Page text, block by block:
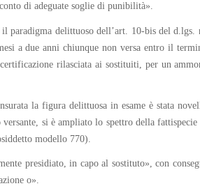
di adeguate soglie di punibilità».
delittuoso dell’art. 10-bis del
a due anni chiunque non versa entro il
rilasciata ai sostituiti, per un
la figura delittuosa in esame è stata
si è ampliato lo spettro della
modello 770).
presidiato, in capo al sostituto», con
o».